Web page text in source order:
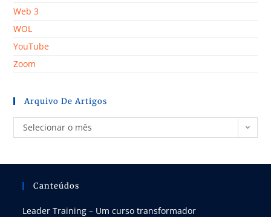
Web 3
WOL
YouTube
Zoom
Arquivo De Artigos
Selecionar o mês
Canteúdos
Leader Training – Um curso transformador